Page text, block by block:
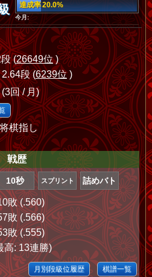
達成率 20.0%
今月:
(26649位)
2.64段 (6239位)
(3回 / 月)
棋指し
戦歴
10秒 スプリント 詰めバト
敗 (.560)
敗 (.566)
敗 (.555)
高: 13連勝)
月別段級位履歴 棋譜一覧